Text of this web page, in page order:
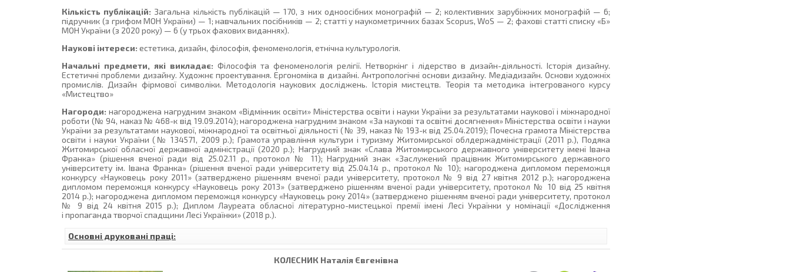
Кількість публікацій: Загальна кількість публікацій — 170, з них одноосібних монографій — 2; колективних зарубіжних монографій — 6;
підручник (з грифом МОН України) — 1; навчальних посібників — 2; статті у наукометричних базах Scopus, WoS — 2; фахові статті списку «Б»
МОН України (з 2020 року) — 6 (у трьох фахових виданнях).
Наукові інтереси: естетика, дизайн, філософія, феноменологія, етнічна культурологія.
Начальні предмети, які викладає: Філософія та феноменологія релігії. Нетворкінг і лідерство в дизайн-діяльності. Історія дизайну.
Естетичні проблеми дизайну. Художнє проектування. Ергономіка в дизайні. Антропологічні основи дизайну. Медіадизайн. Основи художніх
промислів. Дизайн фірмової символіки. Методологія наукових досліджень. Історія мистецтв. Теорія та методика інтегрованого курсу
«Мистецтво»
Нагороди: нагороджена нагрудним знаком «Відмінник освіти» Міністерства освіти і науки України за результатами наукової і міжнародної
роботи (№ 94, наказ № 468-к від 19.09.2014); нагороджена нагрудним знаком «За наукові та освітні досягнення» Міністерства освіти і науки
України за результатами наукової, міжнародної та освітньої діяльності (№ 39, наказ № 193-к від 25.04.2019); Почесна грамота Міністерства
освіти і науки України (№ 134571, 2009 р.); Грамота управління культури і туризму Житомирської облдержадміністрації (2011 р.), Подяка
Житомирської обласної державної адміністрації (2020 р.); Нагрудний знак «Слава Житомирського державного університету імені Івана
Франка» (рішення вченої ради від 25.02.11 р., протокол № 11); Нагрудний знак «Заслужений працівник Житомирського державного
університету ім. Івана Франка» (рішення вченої ради університету від 25.04.14 р., протокол № 10); нагороджена дипломом переможця
конкурсу «Науковець року 2011» (затверджено рішенням вченої ради університету, протокол № 9 від 27 квітня 2012 р.); нагороджена
дипломом переможця конкурсу «Науковець року 2013» (затверджено рішенням вченої ради університету, протокол № 10 від 25 квітня
2014 р.); нагороджена дипломом переможця конкурсу «Науковець року 2014» (затверджено рішенням вченої ради університету, протокол
№ 9 від 24 квітня 2015 р.); Диплом Лауреата обласної літературно-мистецької премії імені Лесі Українки у номінації «Дослідження
і пропаганда творчої спадщини Лесі Українки» (2018 р.).
Основні друковані праці:
КОЛЕСНИК Наталія Євгенівна